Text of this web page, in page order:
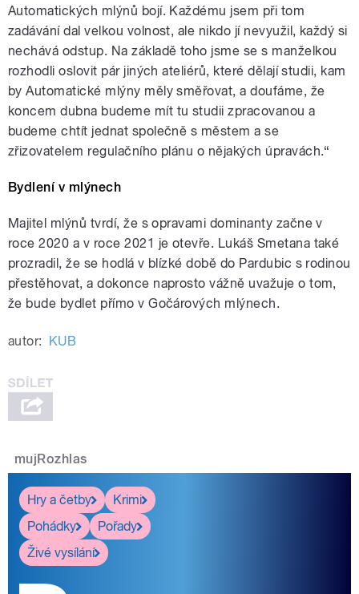
Automatických mlýnů bojí. Každému jsem při tom
zadávání dal velkou volnost, ale nikdo jí nevyužil, každý si
nechává odstup. Na základě toho jsme se s manželkou
rozhodli oslovit pár jiných ateliérů, které dělají studii, kam
by Automatické mlýny měly směřovat, a doufáme, že
koncem dubna budeme mít tu studii zpracovanou a
budeme chtít jednat společně s městem a se
zřizovatelem regulačního plánu o nějakých úpravách.“
Bydlení v mlýnech
Majitel mlýnů tvrdí, že s opravami dominanty začne v
roce 2020 a v roce 2021 je otevře. Lukáš Smetana také
prozradil, že se hodlá v blízké době do Pardubic s rodinou
přestěhovat, a dokonce naprosto vážně uvažuje o tom,
že bude bydlet přímo v Gočárových mlýnech.
autor: KUB
mujRozhlas
Hry a četby
Krimi
Pohádky
Pořady
Živé vysílání